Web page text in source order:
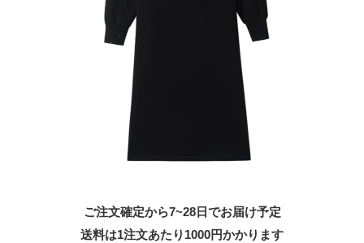
ご注文確定から7~28日でお届け予定
送料は1注文あたり 1000円かかります